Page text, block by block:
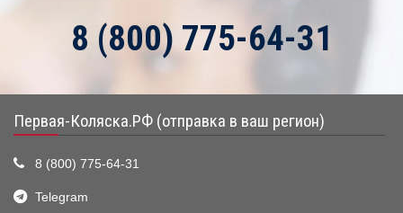
8 (800) 775-64-31
Первая-Коляска.РФ (отправка в ваш регион)
8 (800) 775-64-31
Telegram